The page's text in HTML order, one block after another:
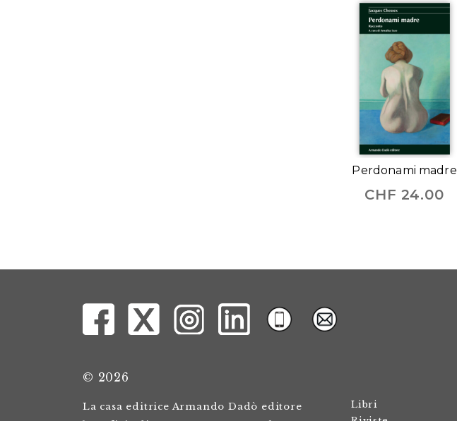
Perdonami madre
CHF 24.00
© 2026
La casa editrice Armando Dadò editore
Libri